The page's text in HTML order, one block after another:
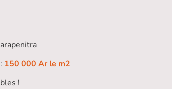
150 000 Ar le m2
!